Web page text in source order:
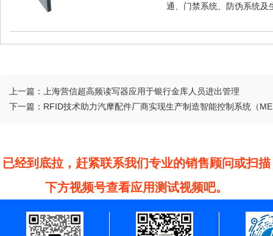
通、门禁系统、防伪系统及
上一篇：
上海营信超高频读写器应用于银行金库人员进出管理
下一篇： RFID技术助力汽摩配件厂商实现生产制造智能控制系统（
已经到底拉，赶紧联系我们专业的销售顾问或扫描
下方视频号查看应用测试视频吧。